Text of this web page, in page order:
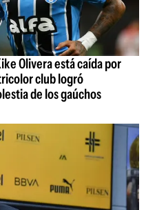
Olivera está caída por
club logró
de los gaúchos